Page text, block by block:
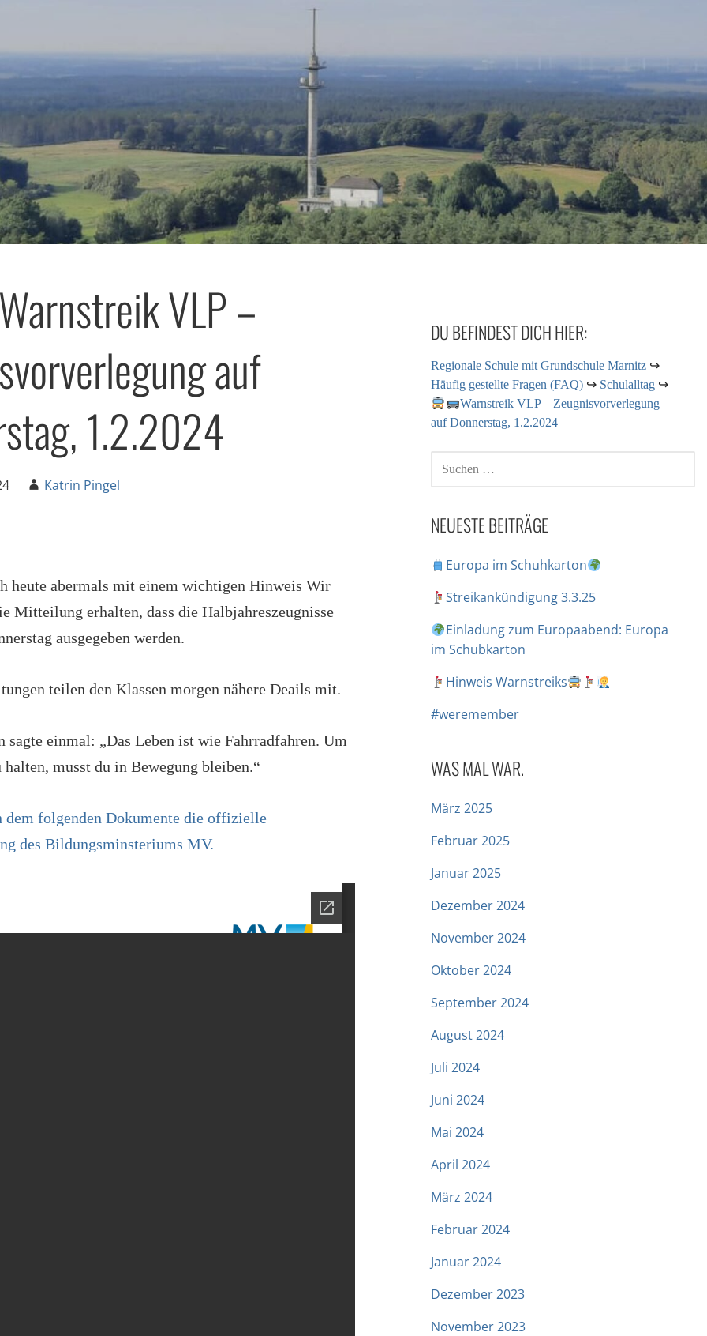
Warnstreik VLP –
auf
1.2.2024
Katrin Pingel
heute abermals mit einem wichtigen Hinweis Wir
Mitteilung erhalten, dass die Halbjahreszeugnisse
ausgegeben werden.
teilen den Klassen morgen nähere Deails mit.
sagte einmal: „Das Leben ist wie Fahrradfahren. Um
halten, musst du in Bewegung bleiben.“
dem folgenden Dokumente die offizielle
des Bildungsminsteriums MV.
DU BEFINDEST DICH HIER:
Regionale Schule mit Grundschule Marnitz ↪
Häufig gestellte Fragen (FAQ) ↪ Schulalltag ↪
Warnstreik VLP – Zeugnisvorverlegung
auf Donnerstag, 1.2.2024
NEUESTE BEITRÄGE
Europa im Schuhkarton
Streikankündigung 3.3.25
Einladung zum Europaabend: Europa
im Schubkarton
Hinweis Warnstreiks
#weremember
WAS MAL WAR.
März 2025
Februar 2025
Januar 2025
Dezember 2024
November 2024
Oktober 2024
September 2024
August 2024
Juli 2024
Juni 2024
Mai 2024
April 2024
März 2024
Februar 2024
Januar 2024
Dezember 2023
November 2023